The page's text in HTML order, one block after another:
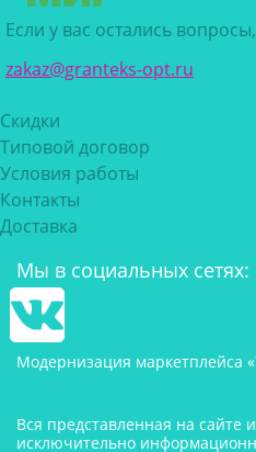
Если у вас остались
zakaz@granteks-opt.ru
Скидки
Типовой договор
Условия работы
Контакты
Доставка
Мы в социальных сетях:
Модернизация маркетплейса
Вся представленная на сайте
исключительно